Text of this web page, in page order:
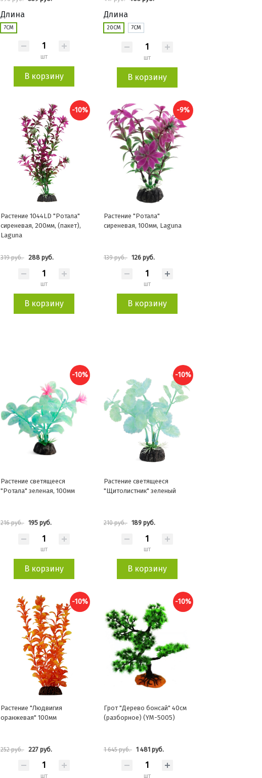
Длина
7СМ
шт
В корзину
Длина
20СМ 7СМ
шт
В корзину
-10%
Растение 1044LD "Ротала"
сиреневая, 200мм, (пакет),
Laguna
319 руб. 288 руб.
шт
В корзину
-9%
Растение "Ротала"
сиреневая, 100мм, Laguna
139 руб. 126 руб.
шт
В корзину
-10%
Растение светящееся
"Ротала" зеленая, 100мм
216 руб. 195 руб.
шт
В корзину
-10%
Растение светящееся
"Щитолистник" зеленый
210 руб. 189 руб.
шт
В корзину
-10%
Растение "Людвигия
оранжевая" 100мм
252 руб. 227 руб.
шт
-10%
Грот "Дерево бонсай" 40см
(разборное) (YM-5005)
1 645 руб. 1 481 руб.
шт